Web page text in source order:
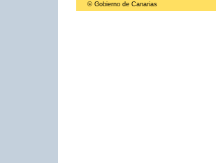
© Gobierno de Canarias